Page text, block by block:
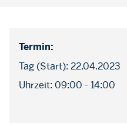
Termin:
Tag (Start): 22.04.2023
Uhrzeit: 09:00 - 14:00